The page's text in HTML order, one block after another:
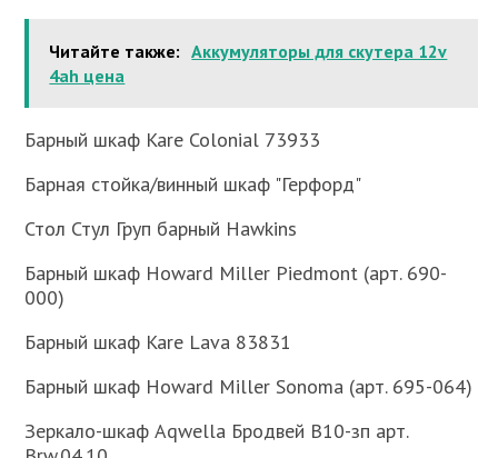
Читайте также: Аккумуляторы для скутера 12v
4ah цена
Барный шкаф Kare Colonial 73933
Барная стойка/винный шкаф "Герфорд"
Стол Стул Груп барный Hawkins
Барный шкаф Howard Miller Piedmont (арт. 690-
000)
Барный шкаф Kare Lava 83831
Барный шкаф Howard Miller Sonoma (арт. 695-064)
Зеркало-шкаф Aqwella Бродвей В10-зп арт.